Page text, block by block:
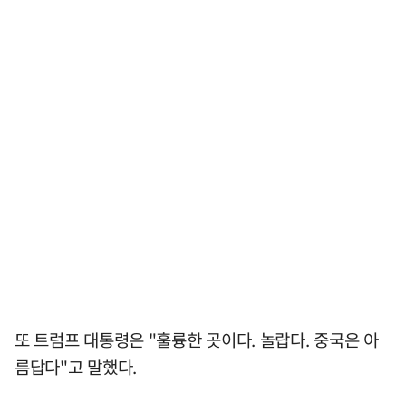
또 트럼프 대통령은 "훌륭한 곳이다. 놀랍다. 중국은 아
름답다"고 말했다.